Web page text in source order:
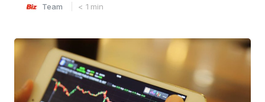
Team < 1 min